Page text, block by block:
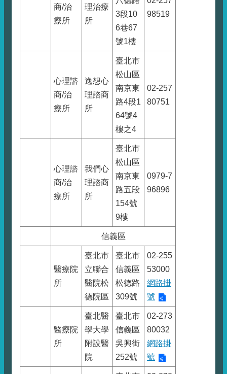
商/治
療所
理治療
所
3段10
6巷67
號1樓
98519
心理諮
商/治
療所
逸想心
理諮商
所
臺北市
松山區
南京東
路4段1
64號4
樓之4
02-257
80751
心理諮
商/治
療所
我們心
理諮商
所
臺北市
松山區
南京東
路五段
154號
9樓
0979-7
96896
信義區
醫療院
所
臺北市
立聯合
醫院松
德院區
臺北市
信義區
松德路
309號
02-255
53000
網路掛
號
醫療院
所
臺北醫
學大學
附設醫
院
臺北市
信義區
吳興街
252號
02-273
80032
網路掛
號